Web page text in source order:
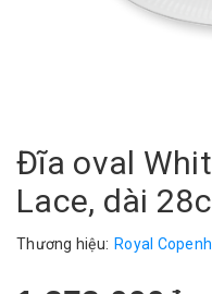
Đĩa oval
Lace, dài
Thương hiệu: Royal